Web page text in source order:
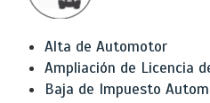
Alta de Automotor
Ampliación de Licencia
Baja de Impuesto